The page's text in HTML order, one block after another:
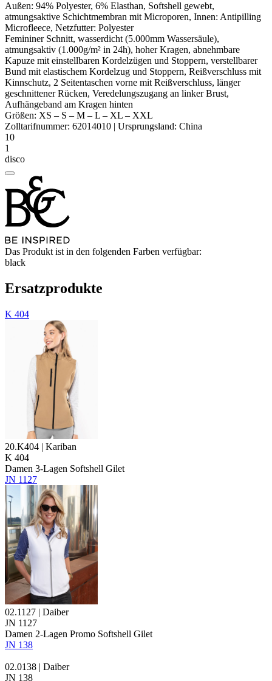
Außen: 94% Polyester, 6% Elasthan, Softshell gewebt,
atmungsaktive Schichtmembran mit Microporen, Innen: Antipilling
Microfleece, Netzfutter: Polyester
Femininer Schnitt, wasserdicht (5.000mm Wassersäule),
atmungsaktiv (1.000g/m² in 24h), hoher Kragen, abnehmbare
Kapuze mit einstellbaren Kordelzügen und Stoppern, verstellbarer
Bund mit elastischem Kordelzug und Stoppern, Reißverschluss mit
Kinnschutz, 2 Seitentaschen vorne mit Reißverschluss, länger
geschnittener Rücken, Veredelungszugang an linker Brust,
Aufhängeband am Kragen hinten
Größen: XS – S – M – L – XL – XXL
Zolltarifnummer: 62014010 | Ursprungsland: China
10
1
disco
Das Produkt ist in den folgenden Farben verfügbar:
black
Ersatzprodukte
K 404
20.K404 | Kariban
K 404
Damen 3-Lagen Softshell Gilet
JN 1127
02.1127 | Daiber
JN 1127
Damen 2-Lagen Promo Softshell Gilet
JN 138
02.0138 | Daiber
JN 138